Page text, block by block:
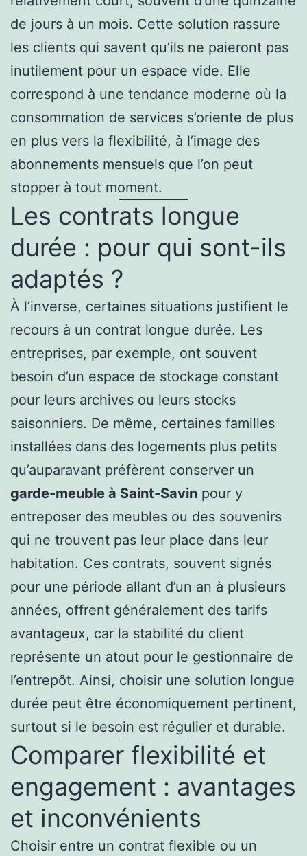
de jours à un mois. Cette solution rassure
les clients qui savent qu’ils ne paieront pas
inutilement pour un espace vide. Elle
correspond à une tendance moderne où la
consommation de services s’oriente de plus
en plus vers la flexibilité, à l’image des
abonnements mensuels que l’on peut
stopper à tout moment.
Les contrats longue
durée : pour qui sont-ils
adaptés ?
À l’inverse, certaines situations justifient le
recours à un contrat longue durée. Les
entreprises, par exemple, ont souvent
besoin d’un espace de stockage constant
pour leurs archives ou leurs stocks
saisonniers. De même, certaines familles
installées dans des logements plus petits
qu’auparavant préfèrent conserver un
garde-meuble à Saint-Savin pour y
entreposer des meubles ou des souvenirs
qui ne trouvent pas leur place dans leur
habitation. Ces contrats, souvent signés
pour une période allant d’un an à plusieurs
années, offrent généralement des tarifs
avantageux, car la stabilité du client
représente un atout pour le gestionnaire de
l’entrepôt. Ainsi, choisir une solution longue
durée peut être économiquement pertinent,
surtout si le besoin est régulier et durable.
Comparer flexibilité et
engagement : avantages
et inconvénients
Choisir entre un contrat flexible ou un